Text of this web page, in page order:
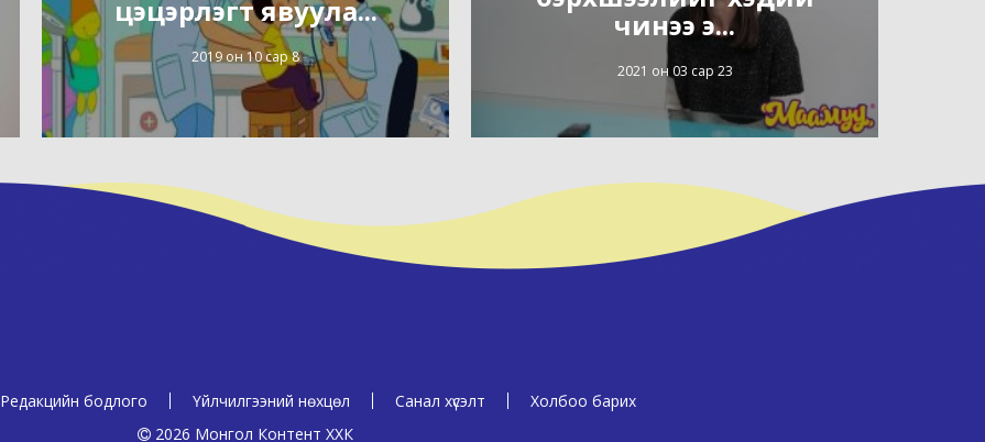
цэцэрлэгт явуула...
2019 он 10 сар 8
чинээ э...
2021 он 03 сар 23
Редакцийн бодлого Үйлчилгээний нөхцөл Санал хүсэлт
Холбоо барих
2026 Монгол Контент ХХК